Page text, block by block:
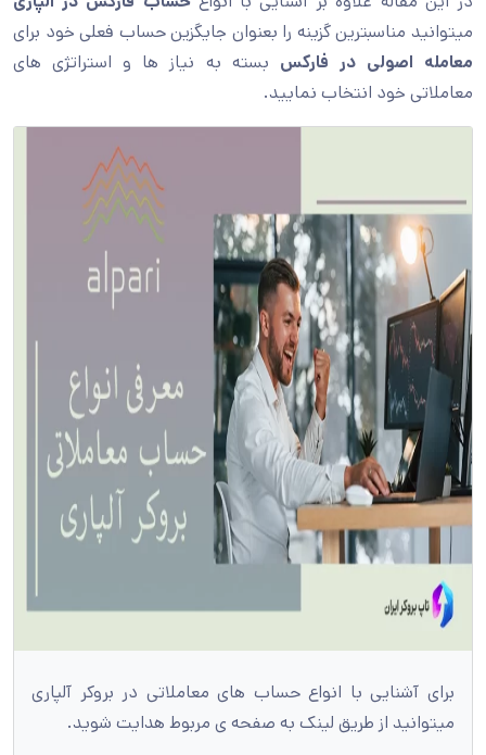
میتوانید مناسبترین گزینه را بعنوان جایگزین حساب فعلی خود برای
معامله اصولی در فارکس بسته به نیاز ها و استراتژی های
معاملاتی خود انتخاب نمایید.
برای آشنایی با انواع حساب های معاملاتی در بروکر آلپاری
میتوانید از طریق لینک به صفحه ی مربوط هدایت شوید.